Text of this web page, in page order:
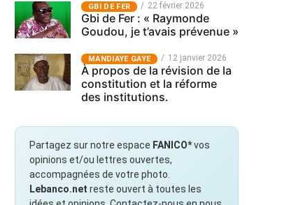
GBI DE FER 22 février 2026
Gbi de Fer : « Raymonde
Goudou, je t’avais prévenue »
MANDIAYE GAYE 12 janvier 2026
À propos de la révision de la
constitution et la réforme
des institutions.
Partagez sur notre espace FANICO*vos
opinions et/ou lettres ouvertes,
accompagnées de votre photo.
Lebanco.net reste ouvert à toutes les